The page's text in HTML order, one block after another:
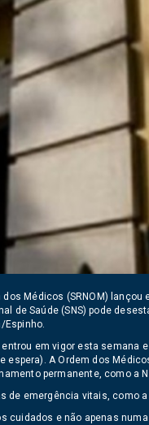
Médicos (SRNOM)
de Saúde (SNS) pode
Espinho.
em vigor esta semana
espera). A Ordem dos
permanente, como a
de emergência vitais, como
cuidados e não apenas